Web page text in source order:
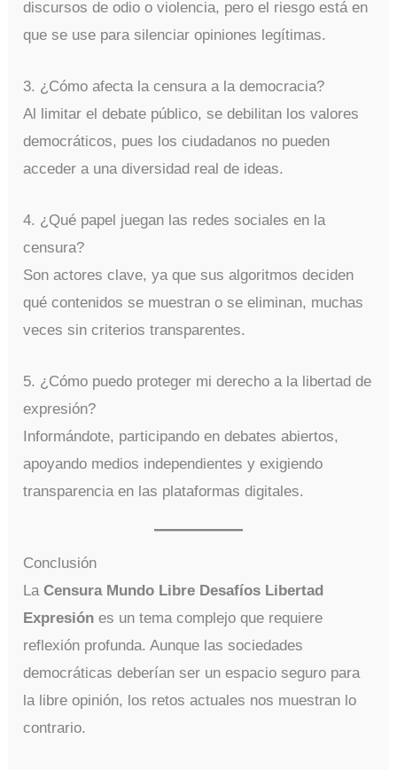
discursos de odio o violencia, pero el riesgo está en
que se use para silenciar opiniones legítimas.
3. ¿Cómo afecta la censura a la democracia?
Al limitar el debate público, se debilitan los valores
democráticos, pues los ciudadanos no pueden
acceder a una diversidad real de ideas.
4. ¿Qué papel juegan las redes sociales en la
censura?
Son actores clave, ya que sus algoritmos deciden
qué contenidos se muestran o se eliminan, muchas
veces sin criterios transparentes.
5. ¿Cómo puedo proteger mi derecho a la libertad de
expresión?
Informándote, participando en debates abiertos,
apoyando medios independientes y exigiendo
transparencia en las plataformas digitales.
Conclusión
LaCensura Mundo Libre Desafíos Libertad
Expresión es un tema complejo que requiere
reflexión profunda. Aunque las sociedades
democráticas deberían ser un espacio seguro para
la libre opinión, los retos actuales nos muestran lo
contrario.